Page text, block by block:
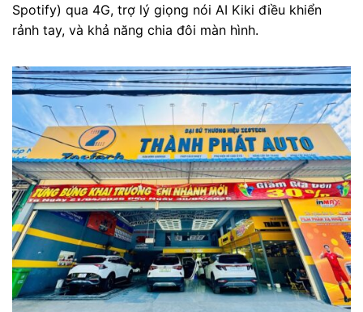
Spotify) qua 4G, trợ lý giọng nói AI Kiki điều khiển
rảnh tay, và khả năng chia đôi màn hình.